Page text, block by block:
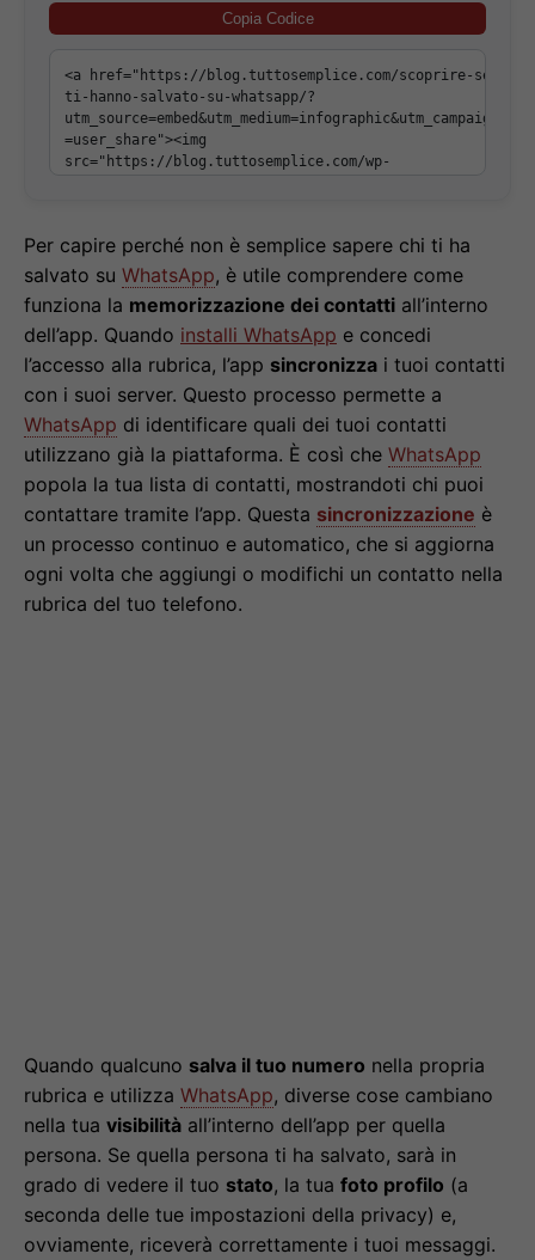
Copia Codice
Per capire perché non è semplice sapere chi ti ha
salvato su WhatsApp, è utile comprendere come
funziona la memorizzazione dei contatti all’interno
dell’app. Quando installi WhatsApp e concedi
l’accesso alla rubrica, l’app sincronizza i tuoi contatti
con i suoi server. Questo processo permette a
WhatsApp di identificare quali dei tuoi contatti
utilizzano già la piattaforma. È così che WhatsApp
popola la tua lista di contatti, mostrandoti chi puoi
contattare tramite l’app. Questa sincronizzazione è
un processo continuo e automatico, che si aggiorna
ogni volta che aggiungi o modifichi un contatto nella
rubrica del tuo telefono.
Quando qualcuno salva il tuo numero nella propria
rubrica e utilizza WhatsApp, diverse cose cambiano
nella tua visibilità all’interno dell’app per quella
persona. Se quella persona ti ha salvato, sarà in
grado di vedere il tuo stato, la tua foto profilo (a
seconda delle tue impostazioni della privacy) e,
ovviamente, riceverà correttamente i tuoi messaggi.